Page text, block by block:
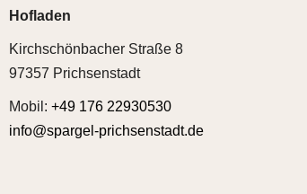
Hofladen
Kirchschönbacher Straße 8
97357 Prichsenstadt
Mobil: +49 176 22930530
info@spargel-prichsenstadt.de